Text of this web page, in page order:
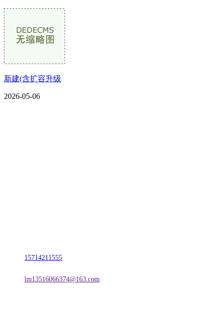
新建(含扩容升级
2026-05-06
15714211555
lm13516066374@163.com